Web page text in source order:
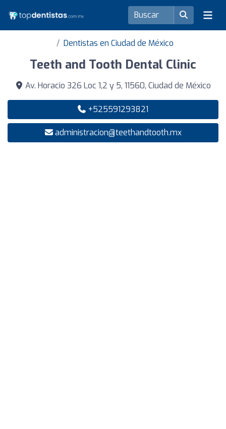
Dentistas en Ciudad de México
Teeth and Tooth Dental Clinic
Av. Horacio 326 Loc 1,2 y 5, 11560, Ciudad de México
+525591293821
administracion@teethandtooth.mx